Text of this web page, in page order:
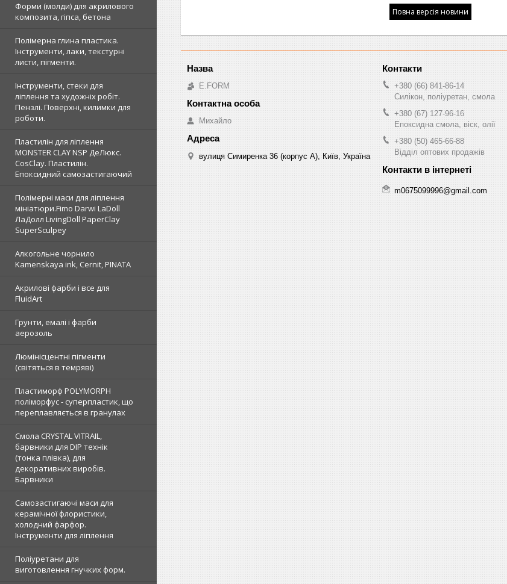
Форми (молди) для акрилового
композита, гіпса, бетона
Полімерна глина пластика.
Інструменти, лаки, текстурні
листи, пігменти.
Інструменти, стеки для
ліплення та художніх робіт.
Пензлі. Поверхні, килимки для
роботи.
Пластилін для ліплення
MONSTER CLAY NSP ДеЛюкс.
CosClay. Пластилін.
Епоксидний самозастигаючий
Полімерні маси для ліплення
мініатюри.Fimo Darwi LaDoll
ЛаДолл LivingDoll PaperClay
SuperSculpey
Алкогольне чорнило
Kamenskaya ink, Cernit, PINATA
Акрилові фарби і все для
FluidArt
Грунти, емалі і фарби
аерозоль
Люмінісцентні пігменти
(світяться в темряві)
Пластиморф POLYMORPH
поліморфус - суперпластик, що
переплавляється в гранулах
Смола CRYSTAL VITRAIL,
барвники для DIP технік
(тонка плівка), для
декоративних виробів.
Барвники
Самозастигаючі маси для
керамічної флористики,
холодний фарфор.
Інструменти для ліплення
Поліуретани для
виготовлення гнучких форм.
Повна версія новини
E.FORM
Михайло
вулиця Симиренка 36 (корпус А), Київ, Україна
+380 (66) 841-86-14
Силікон, поліуретан, смола
+380 (67) 127-96-16
Епоксидна смола, віск, олії
+380 (50) 465-66-88
Відділ оптових продажів
m0675099996@gmail.com